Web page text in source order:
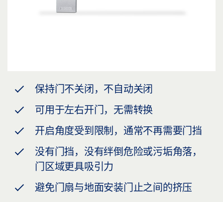
保持门不关闭，不自动关闭
可用于左右开门，无需转换
开启角度受到限制，通常不再需要门挡
没有门挡，没有绊倒危险或污垢角落，
门区域更具吸引力
避免门扇与地面安装门止之间的挤压